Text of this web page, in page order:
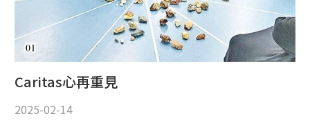
Caritas心再重見
2025-02-14